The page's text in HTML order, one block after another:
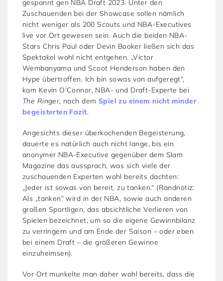
gespannt gen NBA Draft 2023. Unter den
Zuschauenden bei der Showcase sollen nämlich
nicht weniger als 200 Scouts und NBA-Executives
live vor Ort gewesen sein. Auch die beiden NBA-
Stars Chris Paul oder Devin Booker ließen sich das
Spektakel wohl nicht entgehen. „Victor
Wembanyama und Scoot Henderson haben den
Hype übertroffen. Ich bin sowas von aufgeregt“,
kam Kevin O’Connor, NBA- und Draft-Experte bei
The Ringer, nach dem Spiel zu einem nicht minder
begeisterten Fazit.
Angesichts dieser überkochenden Begeisterung,
dauerte es natürlich auch nicht lange, bis ein
anonymer NBA-Executive gegenüber dem Slam
Magazine das aussprach, was sich viele der
zuschauenden Experten wohl bereits dachten:
„Jeder ist sowas von bereit, zu tanken.“ (Randnotiz:
Als „tanken“ wird in der NBA, sowie auch anderen
großen Sportligen, das absichtliche Verlieren von
Spielen bezeichnet, um so die eigene Gewinnbilanz
zu verringern und am Ende der Saison – oder eben
bei einem Draft – die größeren Gewinne
einzuheimsen).
Vor Ort munkelte man daher wohl bereits, dass die